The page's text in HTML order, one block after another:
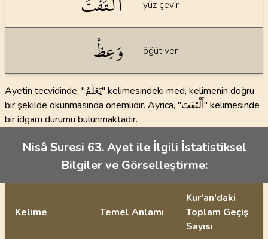
yüz çevir
وَعِظْ öğüt ver
Ayetin tecvidinde, "يَعْلَمُ" kelimesindeki med, kelimenin doğru
bir şekilde okunmasında önemlidir. Ayrıca, "أَلْتَفَتَ" kelimesinde
bir idgam durumu bulunmaktadır.
Nisâ Suresi 63. Ayet ile İlgili İstatistiksel
Bilgiler ve Görselleştirme:
Kelime Temel Anlamı
Kur'an'daki
Toplam Geçiş
Sayısı